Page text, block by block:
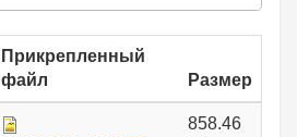
Прикрепленный
файл
Размер
858.46